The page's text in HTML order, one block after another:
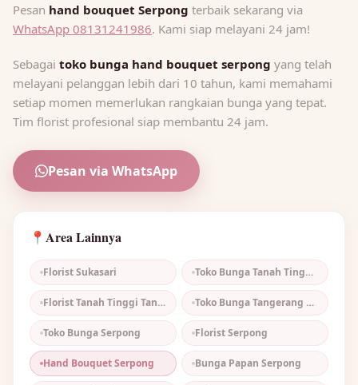
Pesan hand bouquet Serpong terbaik sekarang via
WhatsApp 08131241986. Kami siap melayani 24 jam!
Sebagai toko bunga hand bouquet serpong yang telah
melayani pelanggan lebih dari 10 tahun, kami memahami
setiap momen memerlukan rangkaian bunga yang tepat.
Tim florist profesional siap membantu 24 jam.
Pesan via WhatsApp
📍 Area Lainnya
Florist Sukasari Toko Bunga Tanah Tinggi Tangerang
Florist Tanah Tinggi Tangerang Toko Bunga Tangerang Murah
Toko Bunga Serpong Florist Serpong
Hand Bouquet Serpong Bunga Papan Serpong